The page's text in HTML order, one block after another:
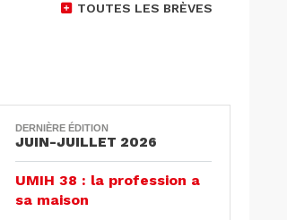
TOUTES LES BRÈVES
DERNIÈRE ÉDITION
JUIN-JUILLET 2026
UMIH 38 : la profession a
sa maison